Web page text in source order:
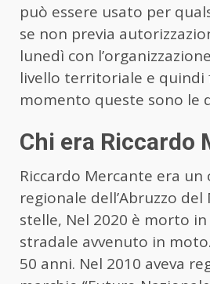
può essere usato per
se non previa
lunedì con
livello territoriale e quindi
momento queste sono le
Chi era Riccardo
Riccardo Mercante era un
regionale dell’Abruzzo
stelle, Nel 2020 è morto
stradale avvenuto in
50 anni. Nel 2010 aveva